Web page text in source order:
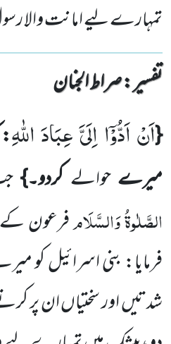
تمہارے لیے امانت والا
تفسیر : ‎صراط الجنان
{اَنْ اَدُّوْۤا اِلَیَّ عِبَادَ اللّٰهِ
میرےحوالے کردو۔}
الصَّلٰوۃُ وَالسَّلَامفرعون
فرمایا: بنی اسرائیل کو
شدتیں اور سختیاں ان پر